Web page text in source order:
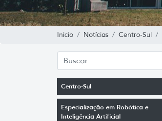
Inicio Notícias Centro-Sul
Centro-Sul
Especialização em Robótica e
Inteligência Artificial